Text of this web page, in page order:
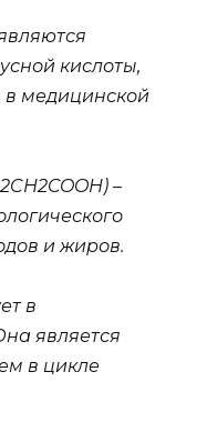
кислоты,
в медицинской
–
и жиров.
в
является
в цикле